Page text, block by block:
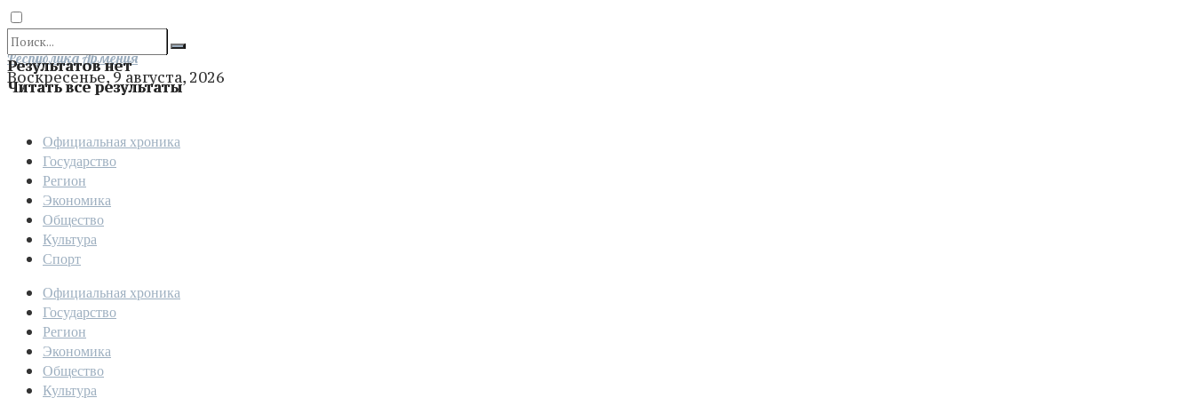
Результатов нет
Читать все результаты
Отправить
Республика Армения
Воскресенье, 9 августа, 2026
Официальная хроника
Государство
Регион
Экономика
Общество
Культура
Спорт
Официальная хроника
Государство
Регион
Экономика
Общество
Культура